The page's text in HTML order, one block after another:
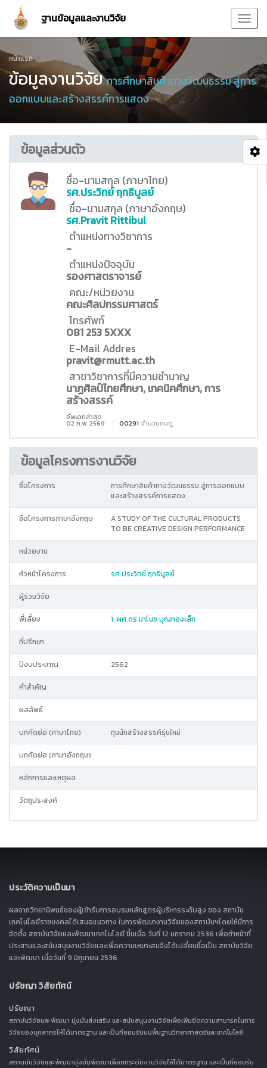
ฐานข้อมูลและงานวิจัย
หน้าแรก
ข้อมูลงานวิจัยการศึกษาสินค้าทางวัฒนธรรม สู่การ
ออกแบบและสร้างสรรค์การแสดง
ข้อมูลส่วนตัว
ชื่อ-นามสกุล (ภาษาไทย)
รศ.ประวิทย์ ฤทธิบูลย์
ชื่อ-นามสกุล (ภาษาอังกฤษ)
รศ.Pravit Rittibul
ตำแหน่งทางวิชาการ
-
ตำแหน่งปัจจุบัน
รองศาสตราจารย์
คณะ/หน่วยงาน
คณะศิลปกรรมศาสตร์
โทรศัพท์
081 253 5XXX
E-Mail Addres
pravit@rmutt.ac.th
สาขาวิชาการที่มีความชำนาญ
นาฏศิลป์ไทยศึกษา, เทคนิคศึกษา, การ
สร้างสรรค์
อัพเดทล่าสุด
02 ก.พ. 2569 00291 จำนวนคนดู
ข้อมูลโครงการงานวิจัย
ชื่อโครงการ
การศึกษาสินค้าทางวัฒนธรรม สู่การออกแบบ
และสร้างสรรค์การแสดง
ชื่อโครงการภาษาอังกฤษ
A STUDY OF THE CULTURAL PRODUCTS
TO BE CREATIVE DESIGN PERFORMANCE
หน่วยงาน
หัวหน้าโครงการ รศ.ประวิทย์ ฤทธิบูลย์
ผู้ร่วมวิจัย
พี่เลี้ยง 1. ผศ.ดร.มาโนช บุญทองเล็ก
ที่ปรึกษา
ปีงบประมาณ 2562
คำสำคัญ
ผลลัพธ์
บทคัดย่อ (ภาษาไทย) ทุนนักสร้างสรรค์รุ่นใหม่
บทคัดย่อ (ภาษาอังกฤษ)
หลักการและเหตุผล
วัตถุประสงค์
ประวัติความเป็นมา
ผลจากวิทยานิพนธ์ของผู้เข้ารับการอบรมหลักสูตรผู้บริหารระดับสูง ของ สถาบัน
เทคโนโลยีราชมงคลได้เสนอแนวทาง ในการพัฒนางานวิจัยของสถาบันฯโดยให้มีการ
จัดตั้ง สถาบันวิจัยและพัฒนาเทคโนโลยี ขึ้นเมื่อ วันที่ 12 มกราคม 2536 เพื่อทำหน้าที่
ประสานและสนับสนุนงานวิจัยและเพื่อความเหมาะสมจึงได้เปลี่ยนชื่อเป็น สถาบันวิจัย
และพัฒนา เมื่อวันที่ 9 มิถุนายน 2536
ปรัชญา วิสัยทัศน์
ปรัชญา
สถาบันวิจัยและพัฒนา มุ่งมั่นส่งเสริม และสนับสนุนงานวิจัยเพื่อเพิ่มขีดความสามารถในการ
วิจัยของบุคลากรให้ได้มาตรฐาน และเป็นที่ยอมรับบนพื้นฐานวิทยาศาสตร์และเทคโนโลยี
วิสัยทัศน์
สถานบันวิจัยและพัฒนามุ่งมั่นพัฒนาเพื่อยกระดับงานวิจัยให้ได้มาตรฐาน และเป็นที่ยอมรับ